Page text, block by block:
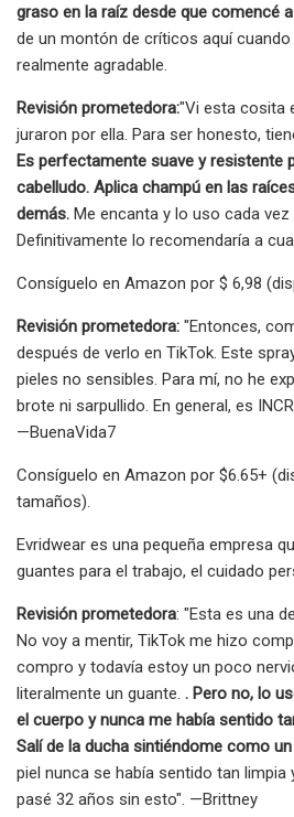
graso en la raíz desde que comencé
de un montón de críticos aquí
realmente agradable.
Revisión prometedora:"Vi esta cosita
juraron por ella. Para ser honesto,
Es perfectamente suave y resistente
cabelludo. Aplica champú en las
demás. Me encanta y lo uso cada
Definitivamente lo recomendaría a
Consíguelo en Amazon por $ 6,98
Revisión prometedora: "Entonces,
después de verlo en TikTok. Este
pieles no sensibles. Para mí, no he
brote ni sarpullido. En general, es
—BuenaVida7
Consíguelo en Amazon por $6.65+
tamaños).
Evridwear es una pequeña empresa
guantes para el trabajo, el cuidado
Revisión prometedora: "Esta es una
No voy a mentir, TikTok me hizo
compro y todavía estoy un poco
literalmente un guante. . Pero no, lo
el cuerpo y nunca me había sentido
Salí de la ducha sintiéndome como
piel nunca se había sentido tan
pasé 32 años sin esto". —Brittney